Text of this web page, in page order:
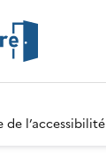
l’accessibilité